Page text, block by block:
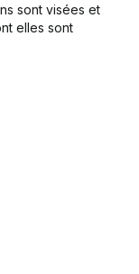
(Nouvelle
Meyere
sont visées et
elles sont